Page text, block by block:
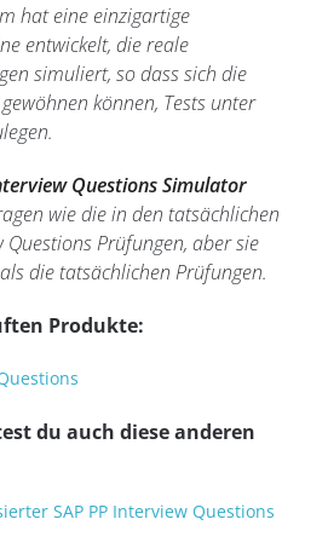
hat eine einzigartige
entwickelt, die reale
simuliert, so dass sich die
können, Tests unter
Questions Simulator
wie die in den tatsächlichen
Questions Prüfungen, aber sie
die tatsächlichen Prüfungen.
Produkte:
du auch diese anderen
SAP PP Interview Questions